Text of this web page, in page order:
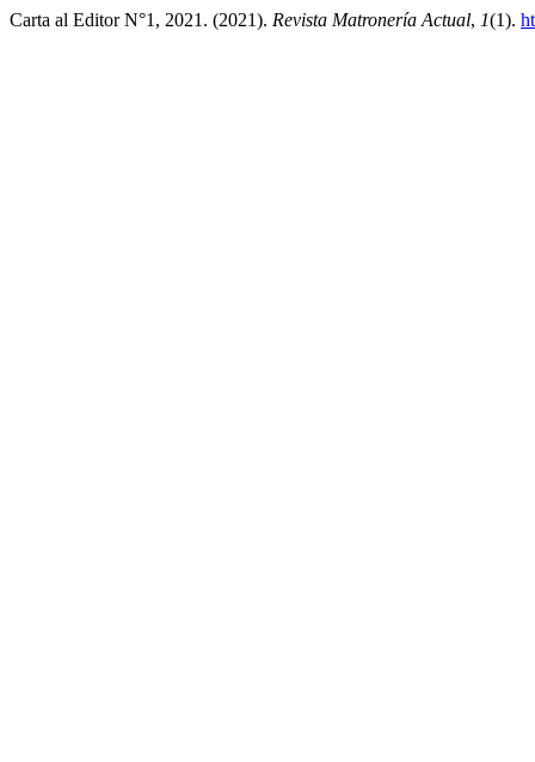
Carta al Editor N°1, 2021. (2021). Revista Matronería Actual, 1(1).